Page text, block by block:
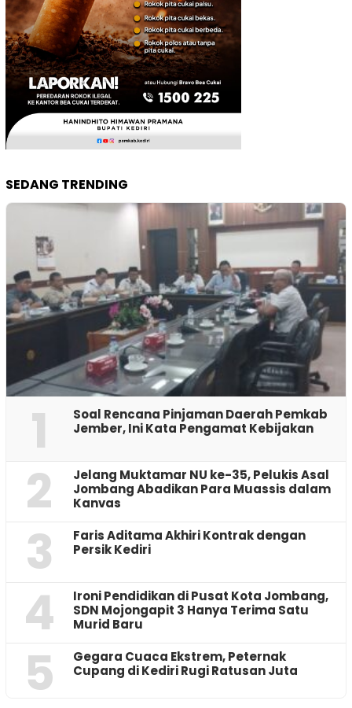
SEDANG TRENDING
1
‎Soal Rencana Pinjaman Daerah Pemkab
Jember, Ini Kata Pengamat Kebijakan ‎
2
Jelang Muktamar NU ke-35, Pelukis Asal
Jombang Abadikan Para Muassis dalam
Kanvas
3
Faris Aditama Akhiri Kontrak dengan
Persik Kediri
4
Ironi Pendidikan di Pusat Kota Jombang,
SDN Mojongapit 3 Hanya Terima Satu
Murid Baru
5
‎Gegara Cuaca Ekstrem, Peternak
Cupang di Kediri Rugi Ratusan Juta